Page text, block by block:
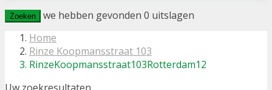
Zoeken we hebben gevonden 0 uitslagen
Home
Rinze Koopmansstraat 103
RinzeKoopmansstraat103Rotterdam12